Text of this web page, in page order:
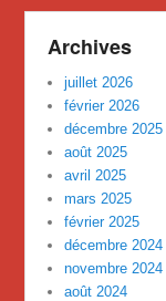
Archives
juillet 2026
février 2026
décembre 2025
août 2025
avril 2025
mars 2025
février 2025
décembre 2024
novembre 2024
août 2024